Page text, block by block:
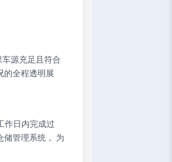
源充足且符合
的全程透明展
作日内完成过
储管理系统， 为